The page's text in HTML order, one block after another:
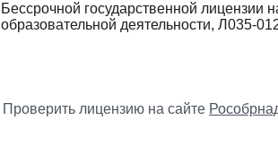
Бессрочной государственной лицензии
образовательной деятельности, Л035-
Проверить лицензию на сайте